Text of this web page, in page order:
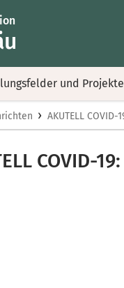
und Projekte
› AKUTELL
COVID-